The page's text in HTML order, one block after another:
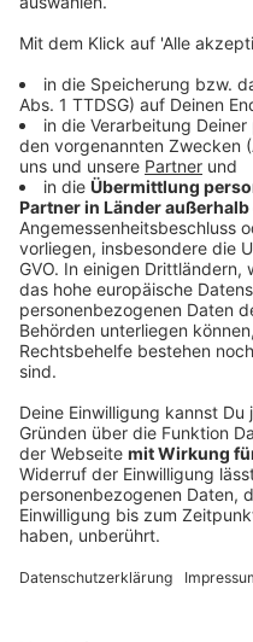
Beteiligung als
weltweiten Spannungen.
Anzeige
Sicherheitslage und
Anzeige
Konkrete Hinweise auf
bislang nicht vor.
Sicherheitsbehörden
besonders offen halten,
frühzeitig zu erkennen.“
der Verfassungsschutz
von Demonstrationen
überwachen.